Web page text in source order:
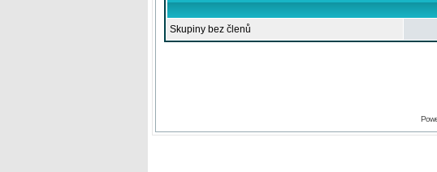
Skupiny bez členů